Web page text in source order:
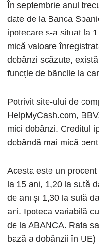
În septembrie anul
date de la Banca
ipotecare s-a situat la
mică valoare
dobânzi scăzute,
funcție de băncile la
Potrivit site-ului de
HelpMyCash.com,
mici dobânzi. Creditul
dobândă mai mică
Acesta este un
la 15 ani, 1,20 la sută
de ani și 1,30 la sută
ani. Ipoteca variabilă
de la ABANCA. Rata
bază a dobânzii în UE)